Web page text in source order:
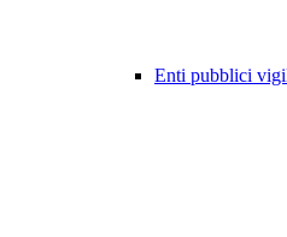
Enti pubblici